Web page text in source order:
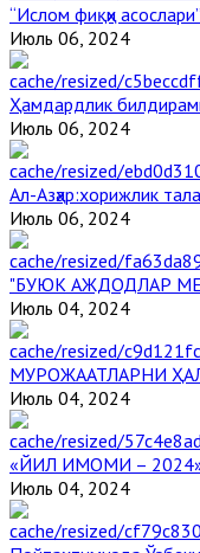
“Ислом фиқҳи
Июль 06, 2024
Ҳамдардлик
Июль 06, 2024
Aл-Aзҳар:хорижлик
Июль 06, 2024
"БУЮК АЖДОДЛАР
Июль 04, 2024
МУРОЖААТЛАРНИ
Июль 04, 2024
«ЙИЛ ИМОМИ –
Июль 04, 2024